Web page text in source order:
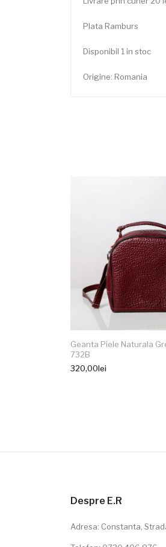
Plata Ramburs
Disponibil 1 in stoc
Origine: Romania
Geanta Piele Naturala
732B
320,00lei
Despre E.R
Adresa: Constanta,